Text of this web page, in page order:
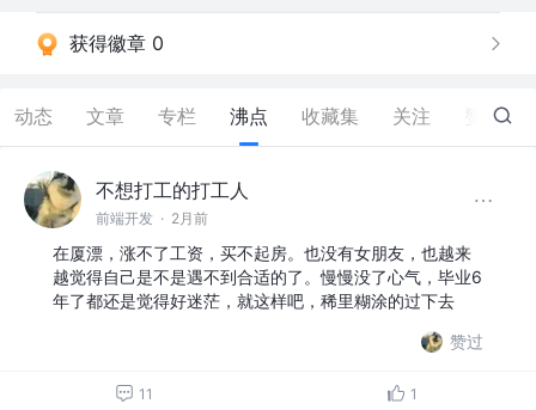
获得徽章 0
动态 文章 专栏 沸点 收藏集 关注 377
不想打工的打工人
前端开发 · 2月前
在厦漂，涨不了工资，买不起房。也没有女朋友，也越来
越觉得自己是不是遇不到合适的了。慢慢没了心气，毕业6
年了都还是觉得好迷茫，就这样吧，稀里糊涂的过下去
赞过
11 1